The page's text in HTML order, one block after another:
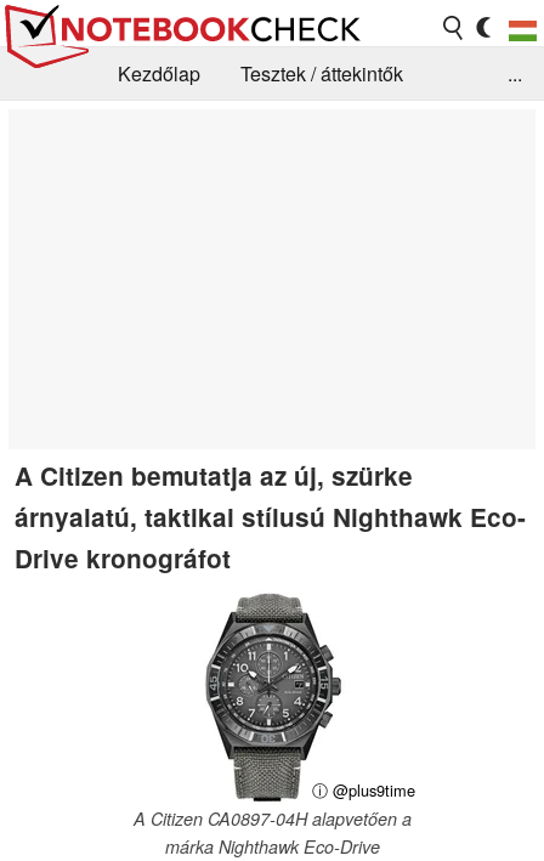
Kezdőlap
Tesztek / áttekintők
...
A Citizen bemutatja az új, szürke
árnyalatú, taktikai stílusú Nighthawk Eco-
Drive kronográfot
ⓘ @plus9time
A Citizen CA0897-04H alapvetően a
márka Nighthawk Eco-Drive